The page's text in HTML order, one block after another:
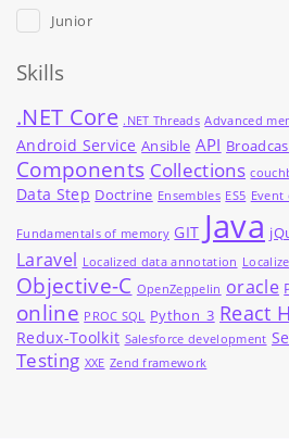
Junior
Skills
.NET Core .NET Threads Advanced
Android Service Ansible API
Components Collections
Data Step Doctrine Ensembles ES5 Event
Fundamentals of memory GIT Java
Laravel Localized data annotation
Objective-C OpenZeppelin oracle
online PROC SQL Python_3 React
Redux-Toolkit Salesforce development
Testing XXE Zend framework